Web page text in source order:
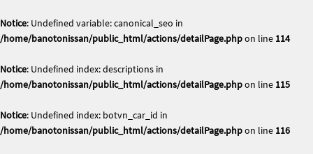
Notice: Undefined variable: canonical_seo in
/home/banotonissan/public_html/actions/detailPage.phpon line 114
Notice: Undefined index: descriptions in
/home/banotonissan/public_html/actions/detailPage.phpon line 115
Notice: Undefined index: botvn_car_id in
/home/banotonissan/public_html/actions/detailPage.phpon line 116